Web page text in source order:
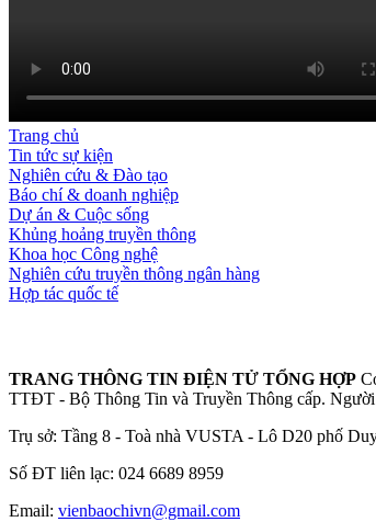
Trang chủ
Tin tức sự kiện
Nghiên cứu & Đào tạo
Báo chí & doanh nghiệp
Dự án & Cuộc sống
Khủng hoảng truyền thông
Khoa học Công nghệ
Nghiên cứu truyền thông ngân hàng
Hợp tác quốc tế
TRANG THÔNG TIN ĐIỆN TỬ TỔNG HỢP
TTĐT - Bộ Thông Tin và Truyền Thông cấp. Người
Trụ sở: Tầng 8 - Toà nhà VUSTA - Lô D20 phố
Số ĐT liên lạc: 024 6689 8959
Email: vienbaochivn@gmail.com